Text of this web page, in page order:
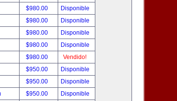
$980.00
Disponible
$980.00
Disponible
$980.00
Disponible
$980.00
Disponible
$980.00
Vendido!
$950.00
Disponible
$950.00
Disponible
$950.00
Disponible